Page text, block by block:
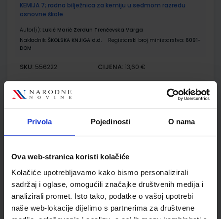
Privola Pojedinosti O nama
Ova web-stranica koristi kolačiće
Kolačiće upotrebljavamo kako bismo personalizirali
sadržaj i oglase, omogućili značajke društvenih medija i
analizirali promet. Isto tako, podatke o vašoj upotrebi
naše web-lokacije dijelimo s partnerima za društvene
KEMIJA 7; radna bilježnica za kemiju u sedmom razredu
osnovne škole
Autor(i): Lukić Marić Zerdun Trenčevska Varga
Nakladnik: ŠKOLSKA KNJIGA d.d. Registarski broj ministarstva: 6091-
DOM
SKU: 556222 CIJENA: 13,60 €
Udžbenik Omot
MOJA ZEMLJA 3; udžbenik iz geografije za sedmi razred
Nakladnik:ALFA d.d. Registarski broj ministarstva:7272
SKU: 569101 CIJENA: 13,24 €
ŠIFRA OMOTA: 500167